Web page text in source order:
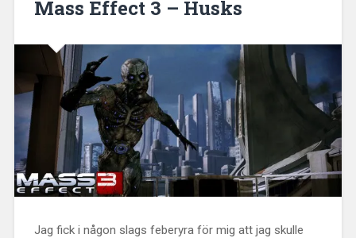
Mass Effect 3 – Husks
Jag fick i någon slags feberyra för mig att jag skulle